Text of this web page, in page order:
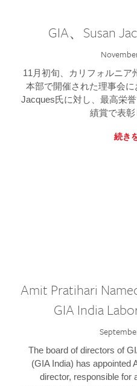
GIA、Susan
11月初旬、カリフォルニア
本部で開催された理事会
Jacques氏に対し、最高栄
績賞で表彰
続き
Amit Pratihari
GIA India
The board of directors of
(GIA India) has appointed
director, responsible for